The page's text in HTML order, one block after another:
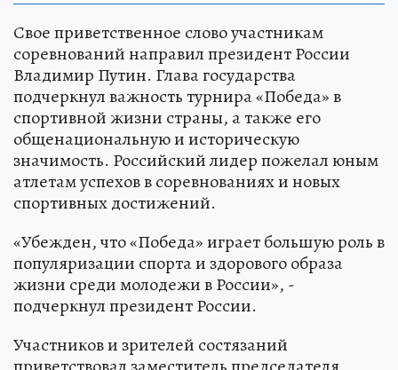
Свое приветственное слово участникам
соревнований направил президент России
Владимир Путин. Глава государства
подчеркнул важность турнира «Победа» в
спортивной жизни страны, а также его
общенациональную и историческую
значимость. Российский лидер пожелал юным
атлетам успехов в соревнованиях и новых
спортивных достижений.
«Убежден, что «Победа» играет большую роль в
популяризации спорта и здорового образа
жизни среди молодежи в России», -
подчеркнул президент России.
Участников и зрителей состязаний